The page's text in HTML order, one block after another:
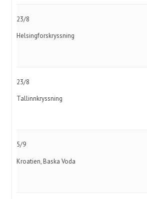
23/8
Helsingforskryssning
23/8
Tallinnkryssning
5/9
Kroatien, Baska Voda